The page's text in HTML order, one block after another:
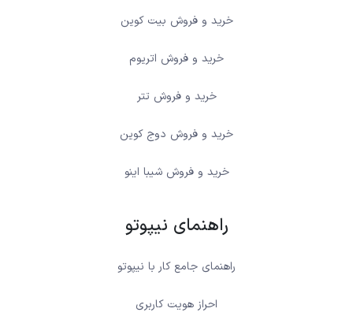
خرید و فروش بیت کوین
خرید و فروش اتریوم
خرید و فروش تتر
خرید و فروش دوج کوین
خرید و فروش شیبا اینو
راهنمای نیپوتو
راهنمای جامع کار با نیپوتو
احراز هویت کاربری